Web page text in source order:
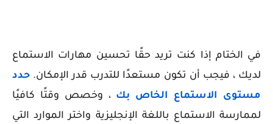
في الختام إذا كنت تريد حقًا تحسين مهارات الاستماع
لديك ، فيجب أن تكون مستعدًا للتدرب قدر الإمكان. حدد
مستوى الاستماع الخاص بك ، وخصص وقتًا كافيًا
لممارسة الاستماع باللغة الإنجليزية واختر الموارد التي